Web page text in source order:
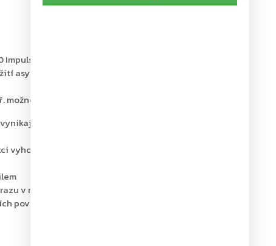
ve stříbrné barvě, který nahrazuje ramínko
asymetrické vačky je síla nutná k otevření dveří
aretace nebo omezovač otvírání.
hospodárností a pokrokovým designem s
vyhoví prakticky všem požadavků
rozsahu 0° - 15° / 15° - 180°
povrchových úprav sdělíme na požádání